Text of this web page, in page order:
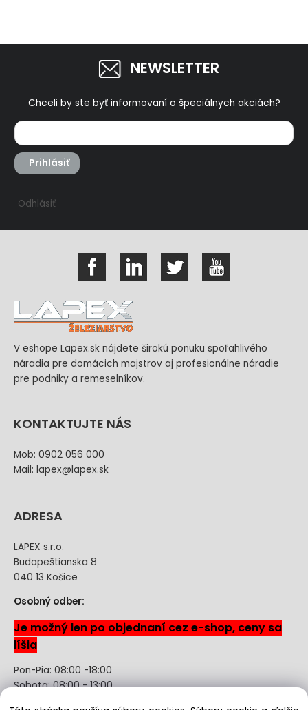
NEWSLETTER
Chceli by ste byť informovaní o špeciálnych akciách?
Prihlásiť
Odhlásiť
V eshope Lapex.sk nájdete širokú ponuku spoľahlivého
náradia pre domácich majstrov aj profesionálne náradie
pre podniky a remeselníkov.
KONTAKTUJTE NÁS
Mob: 0902 056 000
Mail: lapex@lapex.sk
ADRESA
LAPEX s.r.o.
Budapeštianska 8
040 13 Košice
Osobný odber:
Je možný len po objednaní cez e-shop, ceny sa
líšia
Pon-Pia: 08:00 -18:00
Sobota: 08:00 - 13:00